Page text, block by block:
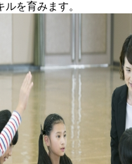
を育みます。